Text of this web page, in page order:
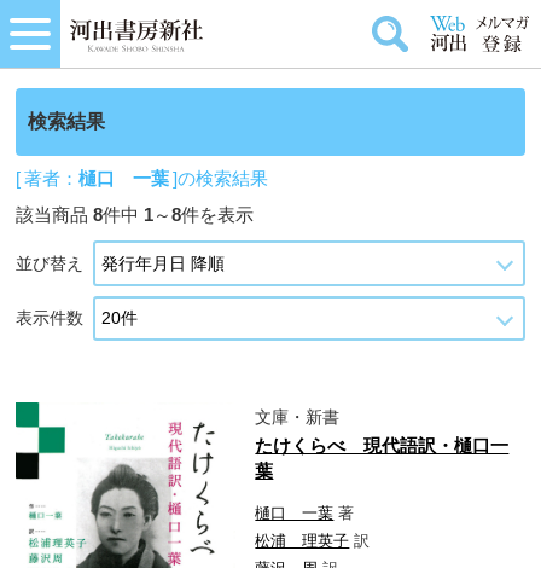
検索結果
[ 著者：樋口 一葉]の検索結果
該当商品8件中 1～8件を表示
並び替え
表示件数
文庫・新書
たけくらべ 現代語訳・樋口一
葉
樋口 一葉 著
松浦 理英子 訳